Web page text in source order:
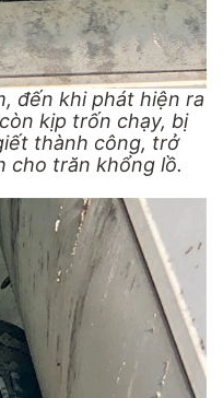
đến khi phát hiện ra
kịp trốn chạy, bị
thành công, trở
cho trăn khổng lồ.